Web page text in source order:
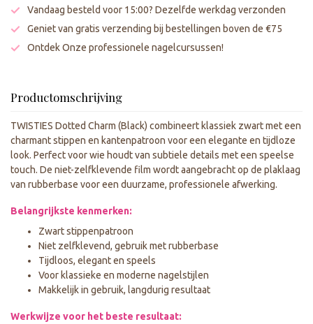
Vandaag besteld voor 15:00? Dezelfde werkdag verzonden
Geniet van gratis verzending bij bestellingen boven de €75
Ontdek Onze professionele nagelcursussen!
Productomschrijving
TWISTIES Dotted Charm (Black) combineert klassiek zwart met een
charmant stippen en kantenpatroon voor een elegante en tijdloze
look. Perfect voor wie houdt van subtiele details met een speelse
touch. De niet-zelfklevende film wordt aangebracht op de plaklaag
van rubberbase voor een duurzame, professionele afwerking.
Belangrijkste kenmerken:
Zwart stippenpatroon
Niet zelfklevend, gebruik met rubberbase
Tijdloos, elegant en speels
Voor klassieke en moderne nagelstijlen
Makkelijk in gebruik, langdurig resultaat
Werkwijze voor het beste resultaat: